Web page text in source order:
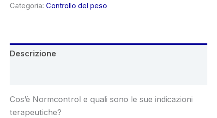
Categoria: Controllo del peso
Descrizione
Cos’è Normcontrol e quali sono le sue indicazioni
terapeutiche?